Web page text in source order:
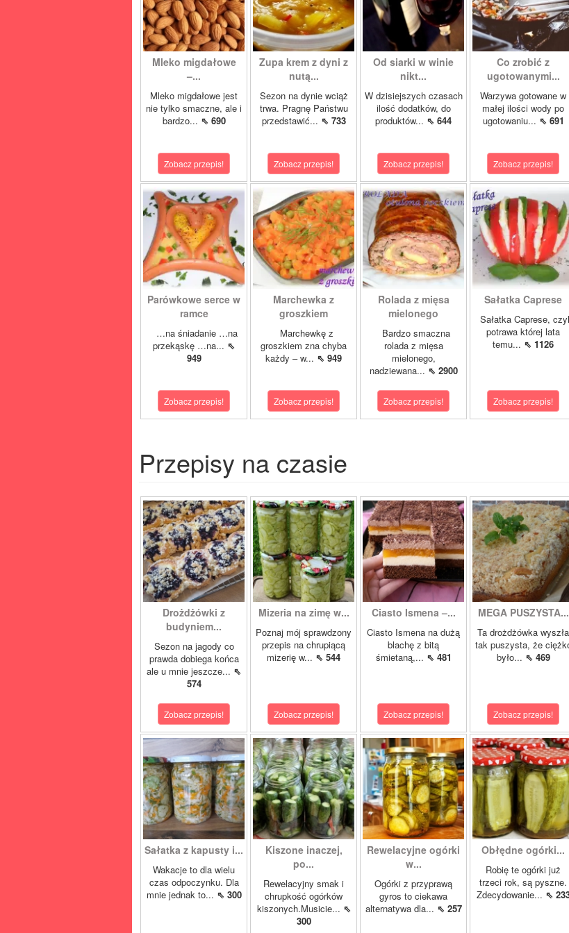
Mleko migdałowe
–...
Mleko migdałowe jest
nie tylko smaczne, ale i
bardzo... ⇖ 690
Zobacz przepis!
Zupa krem z dyni z
nutą...
Sezon na dynie wciąż
trwa. Pragnę Państwu
przedstawić... ⇖ 733
Zobacz przepis!
Od siarki w winie
nikt...
W dzisiejszych czasach
ilość dodatków, do
produktów... ⇖ 644
Zobacz przepis!
Co zrobić z
ugotowanymi...
Warzywa gotowane w
małej ilości wody po
ugotowaniu... ⇖ 691
Zobacz przepis!
Parówkowe serce w
ramce
…na śniadanie …na
przekąskę …na... ⇖
949
Zobacz przepis!
Marchewka z
groszkiem
Marchewkę z
groszkiem zna chyba
każdy – w... ⇖ 949
Zobacz przepis!
Rolada z mięsa
mielonego
Bardzo smaczna
rolada z mięsa
mielonego,
nadziewana... ⇖ 2900
Zobacz przepis!
Sałatka Caprese
Sałatka Caprese,
potrawa której lata
temu... ⇖ 1126
Zobacz przepis!
Przepisy na czasie
Drożdżówki z
budyniem...
Sezon na jagody co
prawda dobiega końca
ale u mnie jeszcze... ⇖
574
Zobacz przepis!
Mizeria na zimę w...
Poznaj mój sprawdzony
przepis na chrupiącą
mizerię w... ⇖ 544
Zobacz przepis!
Ciasto Ismena –...
Ciasto Ismena na dużą
blachę z bitą
śmietaną,... ⇖ 481
Zobacz przepis!
MEGA PUSZYSTA...
Ta drożdżówka wyszła
tak puszysta, że
było... ⇖ 469
Zobacz przepis!
Sałatka z kapusty i...
Wakacje to dla wielu
czas odpoczynku. Dla
mnie jednak to... ⇖ 300
Kiszone inaczej,
po...
Rewelacyjny smak i
chrupkość ogórków
kiszonych.Musicie... ⇖
300
Rewelacyjne ogórki
w...
Ogórki z przyprawą
gyros to ciekawa
alternatywa dla... ⇖ 257
Obłędne ogórki...
Robię te ogórki już
trzeci rok, są pyszne.
Zdecydowanie... ⇖